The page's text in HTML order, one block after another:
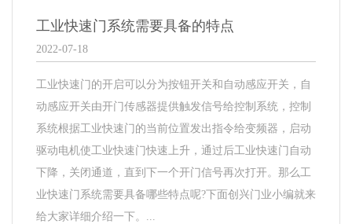
工业快速门系统需要具备的特点
2022-07-18
工业快速门的开启可以分为按钮开关和自动感应开关，自
动感应开关由开门传感器提供触发信号给控制系统，控制
系统根据工业快速门的当前位置发出指令给变频器，启动
驱动电机使工业快速门快速上升，通过后工业快速门自动
下降，关闭通道，直到下一个开门信号再次打开。那么工
业快速门系统需要具备哪些特点呢?下面创兴门业小编就来
给大家详细介绍一下。...